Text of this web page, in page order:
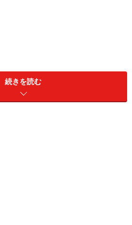
ば、大概の人は海外REITに投資す
ます。なぜなら、海外REITに投
スクがあるうえに、往々にして国
続きを読む